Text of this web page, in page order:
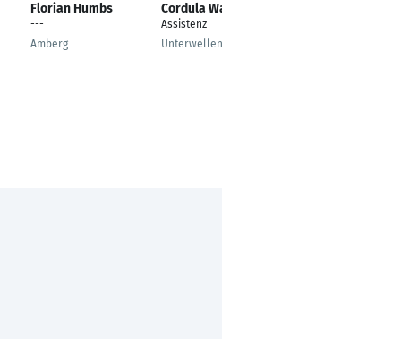
Florian Humbs
---
Amberg
Cordula Walter
Assistenz
Unterwellenborn